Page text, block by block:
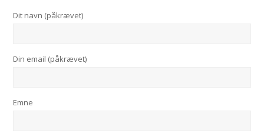
Dit navn (påkrævet)
Din email (påkrævet)
Emne